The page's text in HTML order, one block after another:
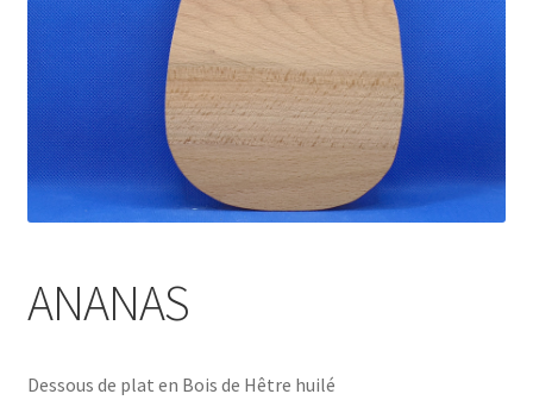
ANANAS
Dessous de plat en Bois de Hêtre huilé